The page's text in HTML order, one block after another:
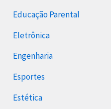
Educação Parental
Eletrônica
Engenharia
Esportes
Estética